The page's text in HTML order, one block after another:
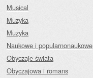
Musical
Muzyka
Muzyka
Naukowe i popularnonaukowe
Obyczaje świata
Obyczajowa i romans